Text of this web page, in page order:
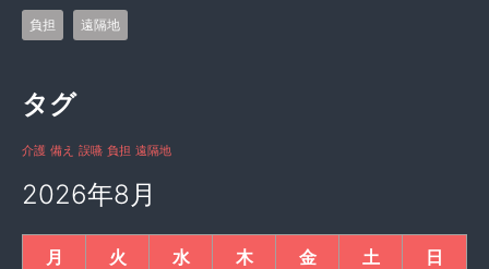
負担 遠隔地
タグ
介護 備え 誤嚥 負担 遠隔地
2026年8月
月 火 水 木 金 土 日